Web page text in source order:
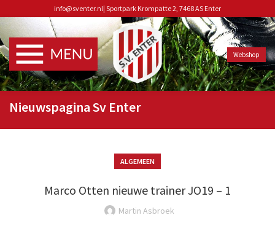
info@sventer.nl| Sportpark Krompatte 2, 7468 AS Enter
Webshop
Nieuwspagina Sv Enter
ALGEMEEN
Marco Otten nieuwe trainer JO19 – 1
Martin Asbroek